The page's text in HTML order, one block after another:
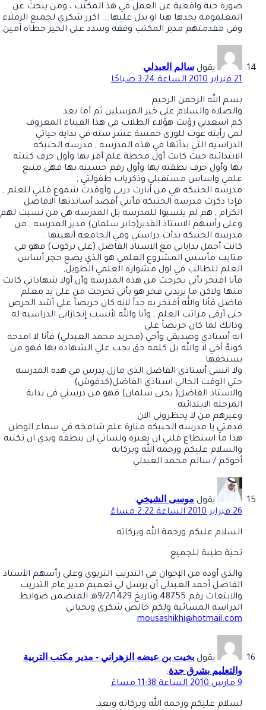
صورة حية واقعية عن العمل في هذ المكتب ، ومن يبحث عن
المعلمومة يجدها هنا او يدل عليها…. اكرر شكري لجميع الزملاء
وفي مقدمتهم مدير المكتب وفقه وسدد على الخير خطاه آمين.
يقول سالم العبدلي:
21 فبراير 2010 الساعة 3:24 صباحًا
بسم الله الرحمن الرحيم
والصلاة والسلام على خير المرسلين ثم أما بعد
كم اسعدني رؤيت هؤلاء الطلاب في هذا الفيناء المعروف
لمى رأيته عوت للورى خمسة عشر سنه في بداية حياتي
الدراسيه التي بدأتها في هذه المدرسه , مدرسه الحنبكه
الابتدائيه حيث كانت أول محطة علم أمر بها وأول حرف كتبته
بها وأول حرف نطقته بها وأول رقم حسبته بها فهي منبع
علمي واساس مستقبلي وذكريات طفولتي ,
مدرسه الحنبكه هي من أنارت دربي وأوقدت شموع قلبي للعلم ,
فإذا ذكرت مدرسه الحنبكه فأنني أقصد أساتذتها الافاضل
الكرام , هم لم ينسبوا للمدرسه بل المدرسه هي من نسبت لهم
وعلى رأسهم الاستاذ القدير(جابر سلمان) مدير المدرسه , من
مدرسه الحنبكه بدأت دراستي وفي الجامعه أنهيتها .
كانت أجمل بداياتي مع الاستاذ الفاضل (على بركوت) فهو في
مثابت مأسس المشروع العلمي هو الذي يضع حجر أساس
العلم للطالب في اول مشواره العلمي الطويل,
فأنا افتخر بأني تخرجت من هذه المدرسه وأن أولا شهاداتي كانت
منها ولاكن ما يزيدني فخر هو بأني تخرجت من على يد معلم
فاضل فأنا والله أفتخر به جدآ لانه كان حريصآ علي أشد الحرص
حتى أرقى مراتب العلم , وأنا والله لأنسب إنجازاتي الدراسيه له
وذالك لما كان حريصآ علي
انه أستاذي وصديقي وأخي (محريد محمد العبدلي) فأنا لا امدحه
كونهُ أخي لا والله بل كلمه حق يجب علي الشهاده بها فهو من
يستحقها .
ولا انسى أستاذي الفاضل الذي مازل يدرس في هذه المدرسه
حتي الوقت الحالي استاذي الفاضل(كدفوش)
والاستاذ الفاضل( يحيى سلمان) فهو من درسني في بداية
المرحله الابتدائيه
وغيرهم من لا يحظروني الان
فدمتي يا مدرسه الحنبكه منارة علم شامخه في سماء الوطن .
هذا ما استطاع قلبي ان يعبره ولساتي ان ينطقه ويدي ان تكتبه
والسلام عليكم ورحمه الله وبركاته
أخوكم / سالم محمد العبدلي
يقول موسى الشيخي:
26 فبراير 2010 الساعة 2:22 مساءً
السلام عليكم ورحمة الله وبركاته
تحية طيبة للجميع
والذي أوده من الإخوان في التدريب التربوي وعلى رأسهم الأستاذ
الفاضل أحمد العبدلي أن يرسل لي تعميم مدير عام التدريب
والابتعاث رقم 48755 وتاريخ 9/2/1429هـ المتضمن ضوابط
الدراسة المسائية ولكم خالص شكري وتحياتي
mousashikhi@hotmail.com
يقول بخيت بن عيضه الزهراني - مدير مكتب التربية
والتعليم بشرق جدة:
9 مارس 2010 الساعة 11:38 مساءً
لسلام عليكم ورحمة الله وبركاته وبعد.